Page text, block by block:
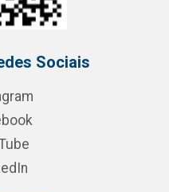
Sociais